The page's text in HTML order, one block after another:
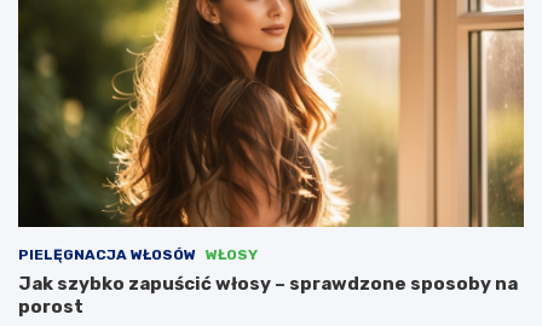
PIELĘGNACJA WŁOSÓW WŁOSY
Jak szybko zapuścić włosy – sprawdzone sposoby na
porost